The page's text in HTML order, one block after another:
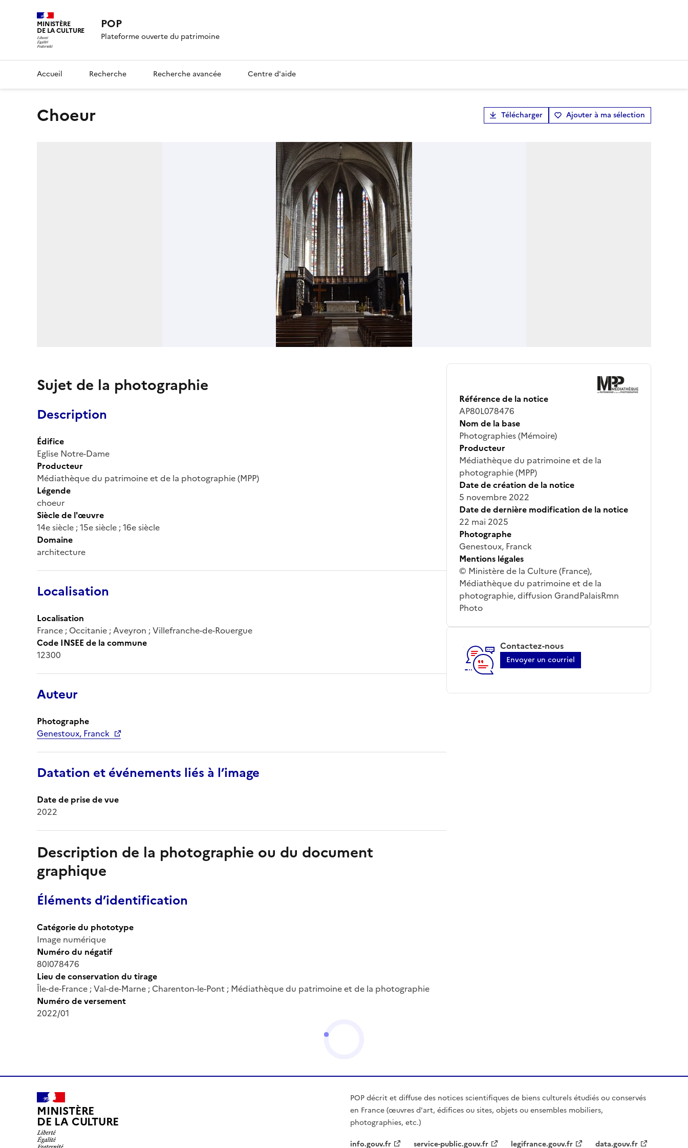
MINISTÈRE
DE LA CULTURE POP
Plateforme ouverte du patrimoine
Accueil Recherche Recherche avancée Centre d'aide
choeur Télécharger Ajouter à ma sélection
Sujet de la photographie
Description
Édifice
Eglise Notre-Dame
Producteur
Médiathèque du patrimoine et de la photographie (MPP)
Légende
choeur
Siècle de l'œuvre
14e siècle ; 15e siècle ; 16e siècle
Domaine
architecture
Localisation
Localisation
France ; Occitanie ; Aveyron ; Villefranche-de-Rouergue
Code INSEE de la commune
12300
Auteur
Photographe
Genestoux, Franck
Datation et événements liés à l’image
Date de prise de vue
2022
Description de la photographie ou du document
graphique
Éléments d’identification
Catégorie du phototype
Image numérique
Numéro du négatif
80l078476
Lieu de conservation du tirage
Île-de-France ; Val-de-Marne ; Charenton-le-Pont ; Médiathèque du patrimoine et de la photographie
Numéro de versement
2022/01
Référence de la notice
AP80L078476
Nom de la base
Photographies (Mémoire)
Producteur
Médiathèque du patrimoine et de la
photographie (MPP)
Date de création de la notice
5 novembre 2022
Date de dernière modification de la notice
22 mai 2025
Photographe
Genestoux, Franck
Mentions légales
© Ministère de la Culture (France),
Médiathèque du patrimoine et de la
photographie, diffusion GrandPalaisRmn
Photo
Contactez-nous
Envoyer un courriel
MINISTÈRE
DE LA CULTURE
POP décrit et diffuse des notices scientifiques de biens culturels étudiés ou conservés
en France (œuvres d'art, édifices ou sites, objets ou ensembles mobiliers,
photographies, etc.)
info.gouv.fr
service-public.gouv.fr legifrance.gouv.fr data.gouv.fr